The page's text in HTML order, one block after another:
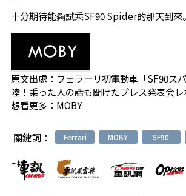
十分期待能夠試乘SF90 Spider的那天到來。
原文出處： フェラーリ初電動車「SF90ス
陸！乗った人の話も聞けたプレス発表会レ
想看更多： MOBY
關鍵詞： Ferrari MOBY SF90